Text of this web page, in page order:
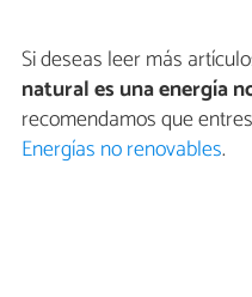
Si deseas leer más
natural es una energía
recomendamos que
Energías no renovables.